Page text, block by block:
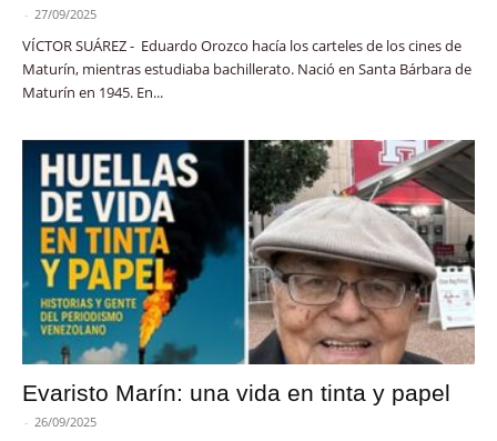
- 27/09/2025
VÍCTOR SUÁREZ - Eduardo Orozco hacía los carteles de los cines de
Maturín, mientras estudiaba bachillerato. Nació en Santa Bárbara de
Maturín en 1945. En...
Evaristo Marín: una vida en tinta y papel
- 26/09/2025